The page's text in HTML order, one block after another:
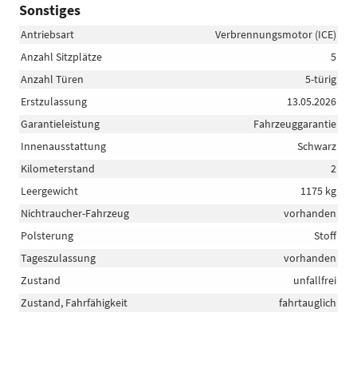
Sonstiges
Antriebsart
Verbrennungsmotor (ICE)
Anzahl Sitzplätze
5
Anzahl Türen
5-türig
Erstzulassung
13.05.2026
Garantieleistung
Fahrzeuggarantie
Innenausstattung
Schwarz
Kilometerstand
2
Leergewicht
1175 kg
Nichtraucher-Fahrzeug
vorhanden
Polsterung
Stoff
Tageszulassung
vorhanden
Zustand
unfallfrei
Zustand, Fahrfähigkeit
fahrtauglich